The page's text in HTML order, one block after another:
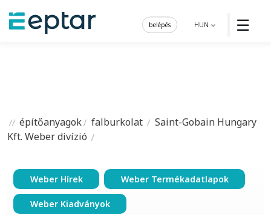
☰
HUN
belépés
építőanyagok falburkolat
Saint-Gobain Hungary
Kft. Weber divízió
Weber Hírek Weber Termékadatlapok
Weber Kiadványok